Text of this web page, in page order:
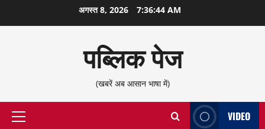
सामग्री
अगस्त 8, 2026 7:36:45 AM
पब्लिक पेज
(खबरें अब आसान भाषा में)
प्राथमिक
VIDEO